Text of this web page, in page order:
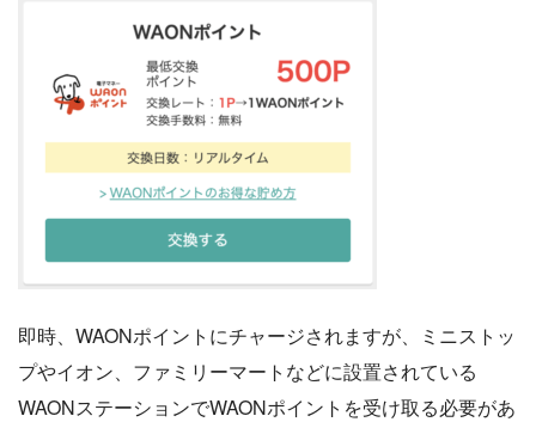
即時、WAONポイントにチャージされますが、ミニストッ
プやイオン、ファミリーマートなどに設置されている
WAONステーションでWAONポイントを受け取る必要があ